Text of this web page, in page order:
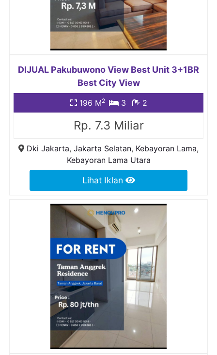
DIJUAL Pakubuwono View Best Unit 3+1BR
Best City View
196 M2 3 2
Rp. 7.3 Miliar
Dki Jakarta, Jakarta Selatan, Kebayoran Lama,
Kebayoran Lama Utara
Lihat Iklan